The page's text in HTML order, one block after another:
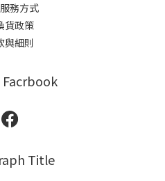
務方式
貨政策
與細則
Facrbook
Title